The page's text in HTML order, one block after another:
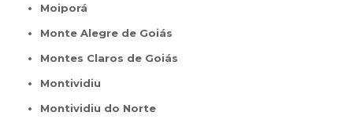
Moiporá
Monte Alegre de Goiás
Montes Claros de Goiás
Montividiu
Montividiu do Norte